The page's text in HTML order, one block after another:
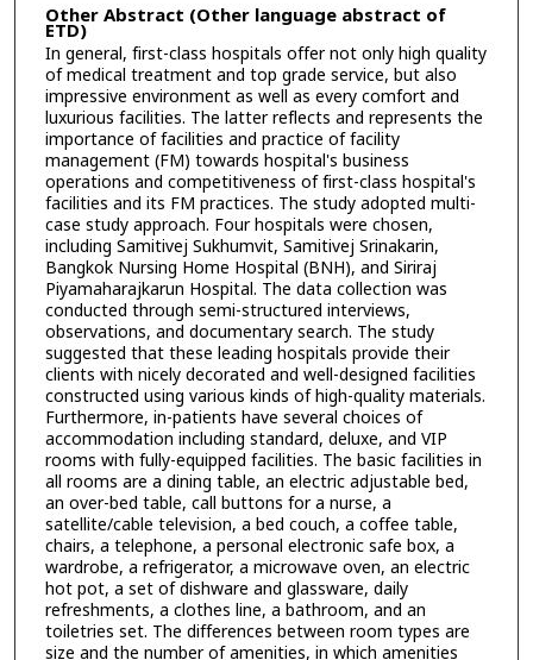
Other Abstract (Other language abstract of
ETD)
In general, first-class hospitals offer not only high quality
of medical treatment and top grade service, but also
impressive environment as well as every comfort and
luxurious facilities. The latter reflects and represents the
importance of facilities and practice of facility
management (FM) towards hospital's business
operations and competitiveness of first-class hospital's
facilities and its FM practices. The study adopted multi-
case study approach. Four hospitals were chosen,
including Samitivej Sukhumvit, Samitivej Srinakarin,
Bangkok Nursing Home Hospital (BNH), and Siriraj
Piyamaharajkarun Hospital. The data collection was
conducted through semi-structured interviews,
observations, and documentary search. The study
suggested that these leading hospitals provide their
clients with nicely decorated and well-designed facilities
constructed using various kinds of high-quality materials.
Furthermore, in-patients have several choices of
accommodation including standard, deluxe, and VIP
rooms with fully-equipped facilities. The basic facilities in
all rooms are a dining table, an electric adjustable bed,
an over-bed table, call buttons for a nurse, a
satellite/cable television, a bed couch, a coffee table,
chairs, a telephone, a personal electronic safe box, a
wardrobe, a refrigerator, a microwave oven, an electric
hot pot, a set of dishware and glassware, daily
refreshments, a clothes line, a bathroom, and an
toiletries set. The differences between room types are
size and the number of amenities, in which amenities